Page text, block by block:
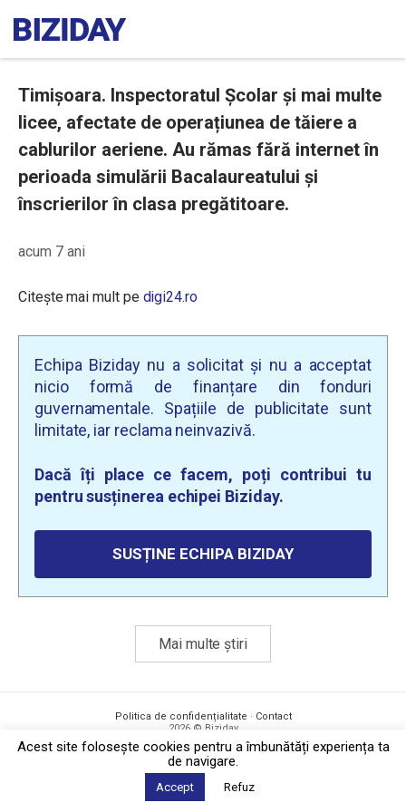
Timișoara. Inspectoratul Școlar și mai multe
licee, afectate de operațiunea de tăiere a
cablurilor aeriene. Au rămas fără internet în
perioada simulării Bacalaureatului şi
înscrierilor în clasa pregătitoare.
acum 7 ani
Citește mai mult pe digi24.ro
Echipa Biziday nu a solicitat și nu a acceptat
nicio formă de finanțare din fonduri
guvernamentale. Spațiile de publicitate sunt
limitate, iar reclama neinvazivă.
Dacă îți place ce facem, poți contribui tu
pentru susținerea echipei Biziday.
SUSȚINE ECHIPA BIZIDAY
Mai multe știri
Politica de confidențialitate · Contact
2026 © Biziday
Acest site foloseşte cookies pentru a îmbunătăți experiența ta
de navigare.
Accept Refuz